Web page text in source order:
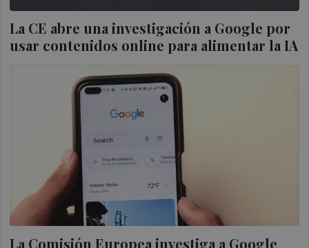
La CE abre una investigación a Google por
usar contenidos online para alimentar la IA
La Comisión Europea investiga a Google